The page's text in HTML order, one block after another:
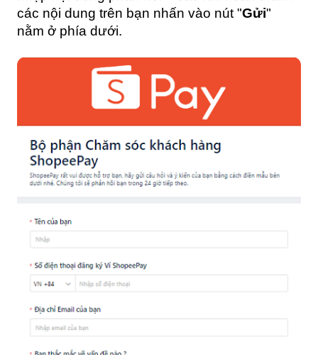
các nội dung trên bạn nhấn vào nút "Gửi"
nằm ở phía dưới.